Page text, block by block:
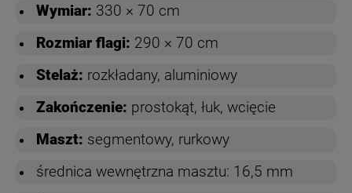
Wymiar: 330 × 70 cm
Rozmiar flagi: 290 × 70 cm
Stelaż: rozkładany, aluminiowy
Zakończenie: prostokąt, łuk, wcięcie
Maszt: segmentowy, rurkowy
średnica wewnętrzna masztu: 16,5 mm